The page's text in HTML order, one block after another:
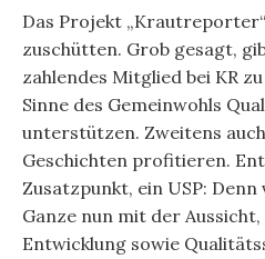
Das Projekt
zuschütten. Grob gesagt,
zahlendes Mitglied bei KR
Sinne des Gemeinwohls
unterstützen. Zweitens
Geschichten profitieren.
Zusatzpunkt, ein USP:
Ganze nun mit der
Entwicklung sowie